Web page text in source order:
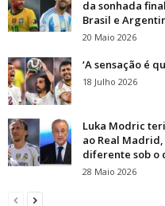
da sonhada
Brasil e
20 Maio 2026
‘A sensação é
18 Julho 2026
Luka Modric
ao Real
diferente sob o
28 Maio 2026